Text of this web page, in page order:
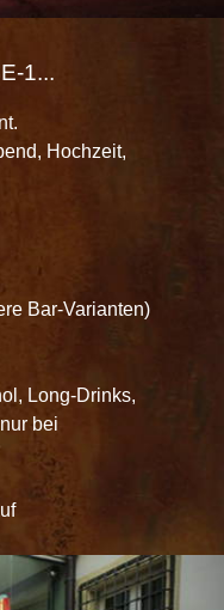
1...
Hochzeit,
Bar-Varianten)
Long-Drinks,
nur bei